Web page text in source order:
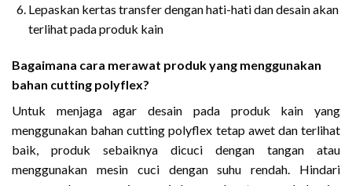
Lepaskan kertas transfer dengan hati-hati dan desain akan
terlihat pada produk kain
Bagaimana cara merawat produk yang menggunakan
bahan cutting polyflex?
Untuk menjaga agar desain pada produk kain yang
menggunakan bahan cutting polyflex tetap awet dan terlihat
baik, produk sebaiknya dicuci dengan tangan atau
menggunakan mesin cuci dengan suhu rendah. Hindari